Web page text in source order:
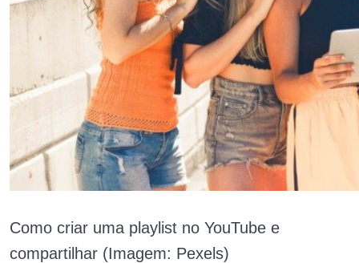
Como criar uma playlist no YouTube e
compartilhar (Imagem: Pexels)